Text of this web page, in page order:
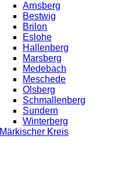
Arnsberg
Bestwig
Brilon
Eslohe
Hallenberg
Marsberg
Medebach
Meschede
Olsberg
Schmallenberg
Sundern
Winterberg
Märkischer Kreis